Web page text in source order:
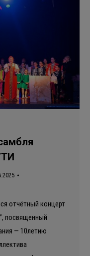
отчётный концерт
посвященный
— 10летию